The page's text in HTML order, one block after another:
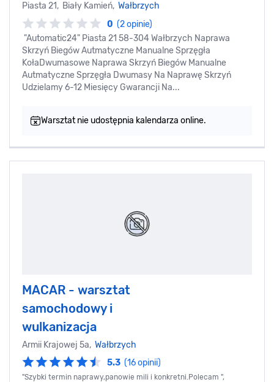
Piasta 21, Biały Kamień, Wałbrzych
0 (2 opinie)
"Automatic24" Piasta 21 58-304 Wałbrzych Naprawa
Skrzyń Biegów Autmatyczne Manualne Sprzęgła
KołaDwumasowe Naprawa Skrzyń Biegów Manualne
Autmatyczne Sprzęgła Dwumasy Na Naprawę Skrzyń
Udzielamy 6-12 Miesięcy Gwarancji Na...
Warsztat nie udostępnia kalendarza online.
MACAR - warsztat
samochodowy i
wulkanizacja
Armii Krajowej 5a, Wałbrzych
5.3 (16 opinii)
"Szybki termin naprawy,panowie mili i konkretni.Polecam ",